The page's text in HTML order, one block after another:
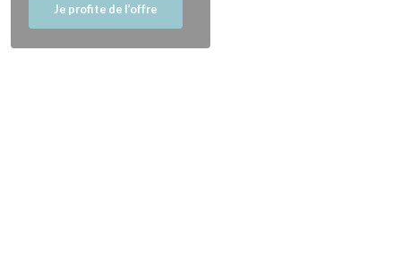
Je profite de l’offre